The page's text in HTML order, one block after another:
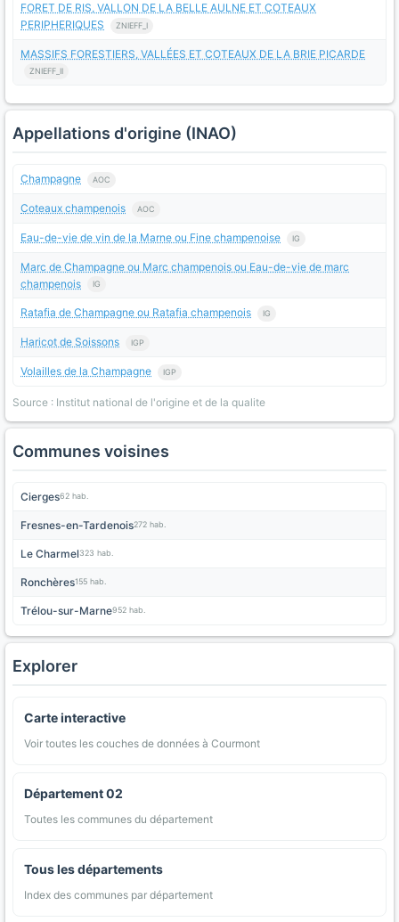
FORET DE RIS, VALLON DE LA BELLE AULNE ET COTEAUX
PERIPHERIQUES
ZNIEFF_I
MASSIFS FORESTIERS, VALLÉES ET COTEAUX DE LA BRIE PICARDE
ZNIEFF_II
Appellations d'origine (INAO)
Champagne AOC
Coteaux champenois AOC
Eau-de-vie de vin de la Marne ou Fine champenoise IG
Marc de Champagne ou Marc champenois ou Eau-de-vie de marc
champenois
IG
Ratafia de Champagne ou Ratafia champenois IG
Haricot de Soissons IGP
Volailles de la Champagne IGP
Source : Institut national de l'origine et de la qualite
Communes voisines
Cierges62 hab.
Fresnes-en-Tardenois272 hab.
Le Charmel323 hab.
Ronchères155 hab.
Trélou-sur-Marne952 hab.
Explorer
Carte interactive
Voir toutes les couches de données à Courmont
Département 02
Toutes les communes du département
Tous les départements
Index des communes par département